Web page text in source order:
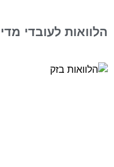
הלוואות לעובדי